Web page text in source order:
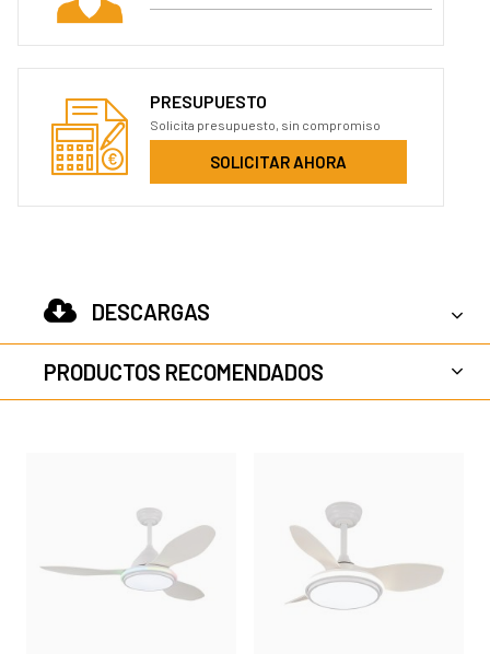
PRESUPUESTO
Solicita presupuesto, sin compromiso
SOLICITAR AHORA
DESCARGAS
PRODUCTOS RECOMENDADOS